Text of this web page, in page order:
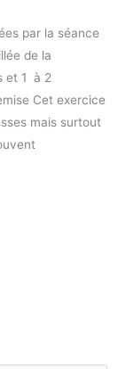
par la séance
de la
et 1 à 2
Cet exercice
mais surtout